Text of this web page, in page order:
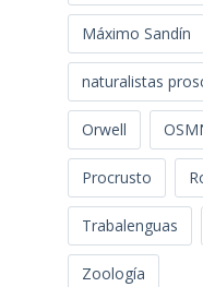
Máximo Sandín
naturalistas
Orwell
Procrusto
Trabalenguas
Zoología